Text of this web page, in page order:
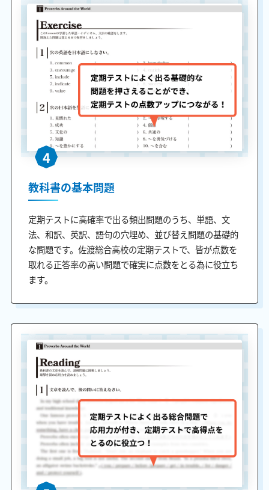
4
教科書の基本問題
定期テストに高確率で出る頻出問題のうち、単語、文
法、和訳、英訳、語句の穴埋め、並び替え問題の基礎的
な問題です。佐渡総合高校の定期テストで、皆が点数を
取れる正答率の高い問題で確実に点数をとる為に役立ち
ます。